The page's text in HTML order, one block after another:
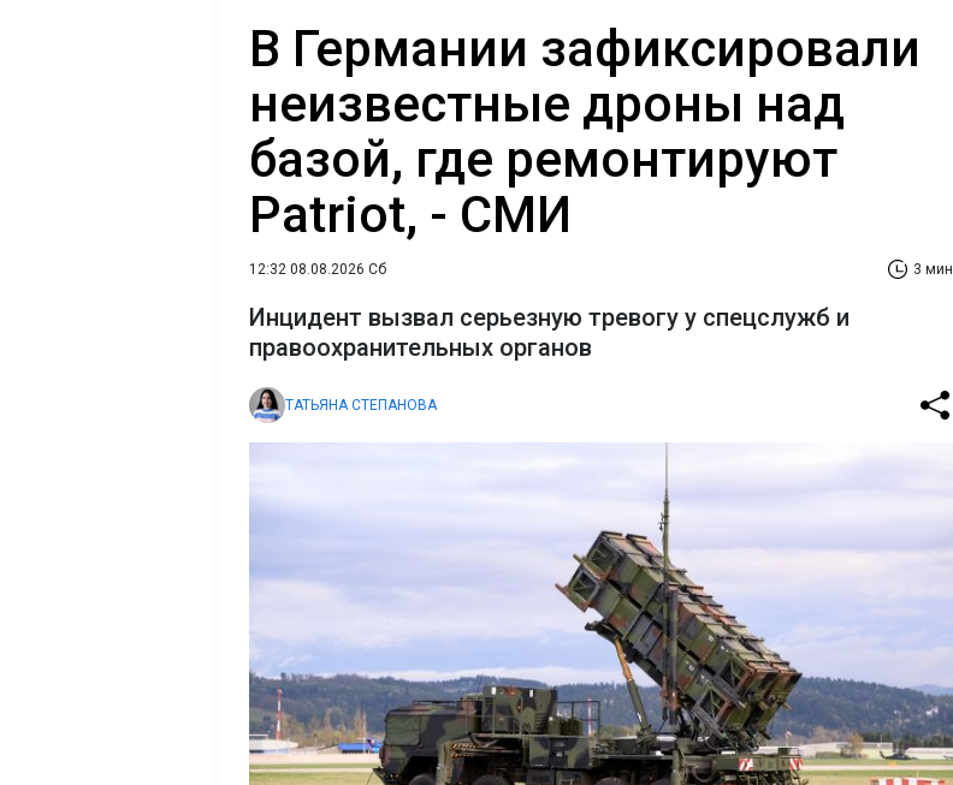
В Германии зафиксировали
неизвестные дроны над
базой, где ремонтируют
Patriot, - СМИ
12:32 08.08.2026 Сб 3 мин
Инцидент вызвал серьезную тревогу у спецслужб и
правоохранительных органов
ТАТЬЯНА СТЕПАНОВА